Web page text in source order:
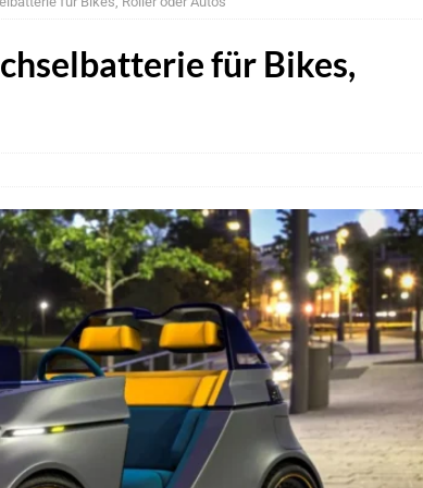
kräftig – Auftragseingänge erreichen Rekordniveau
VLA-Modell für AVs
Vorintegrierte KI-Plattform für automatisiertes Fahren
von KI-Chipspezialist Ambarella BRANCHEN-NEWS
Sicherheitsfunktionen auf UWB-Plattform von NXP NEWS
bei Pkw-Neuzulassungen in Deutschland im Juli 2026 BRANCHEN-
für Bikes,